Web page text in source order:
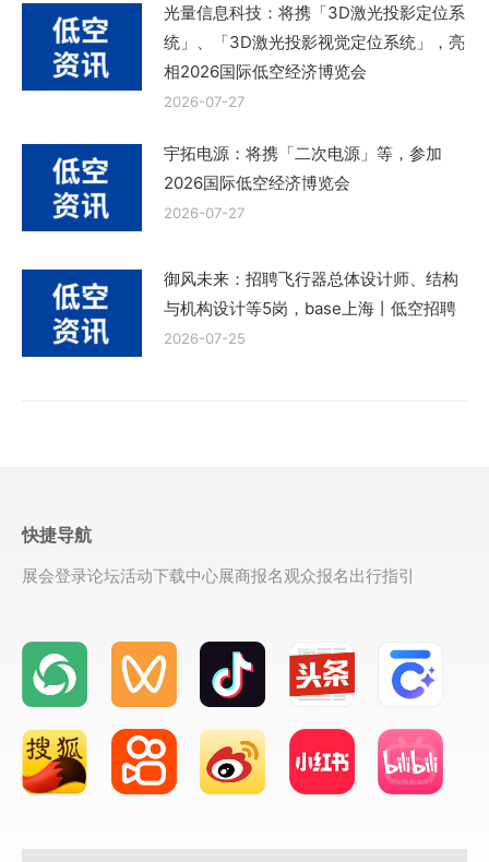
光量信息科技：将携「3D激光投影定位系
统」、「3D激光投影视觉定位系统」，亮
相2026国际低空经济博览会
2026-07-27
宇拓电源：将携「二次电源」等，参加
2026国际低空经济博览会
2026-07-27
御风未来：招聘飞行器总体设计师、结构
与机构设计等5岗，base上海丨低空招聘
2026-07-25
快捷导航
展会登录论坛活动下载中心展商报名观众报名出行指引